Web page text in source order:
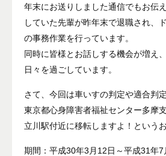
年末にお送りしました通信でもお伝
していた先輩が昨年末で退職され、
の事務作業を行っています。
同時に皆様とお話しする機会が増え
日々を過ごしています。
さて、今回は車いすの判定や適合判
東京都心身障害者福祉センター多摩
立川駅付近に移転しますよ！という
期間：平成30年3月12日～平成31年7